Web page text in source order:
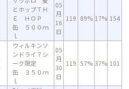
とホップＴＨ
Ｅ ＨＯＰ
缶 ５００ｍ
ｌ
05
月
16
日
119 89% 17% 154
ウィルキンソ
ンドライ７シ
ーク限定
缶 ３５０ｍ
ｌ
05
月
30
日
119 57% 37% 101